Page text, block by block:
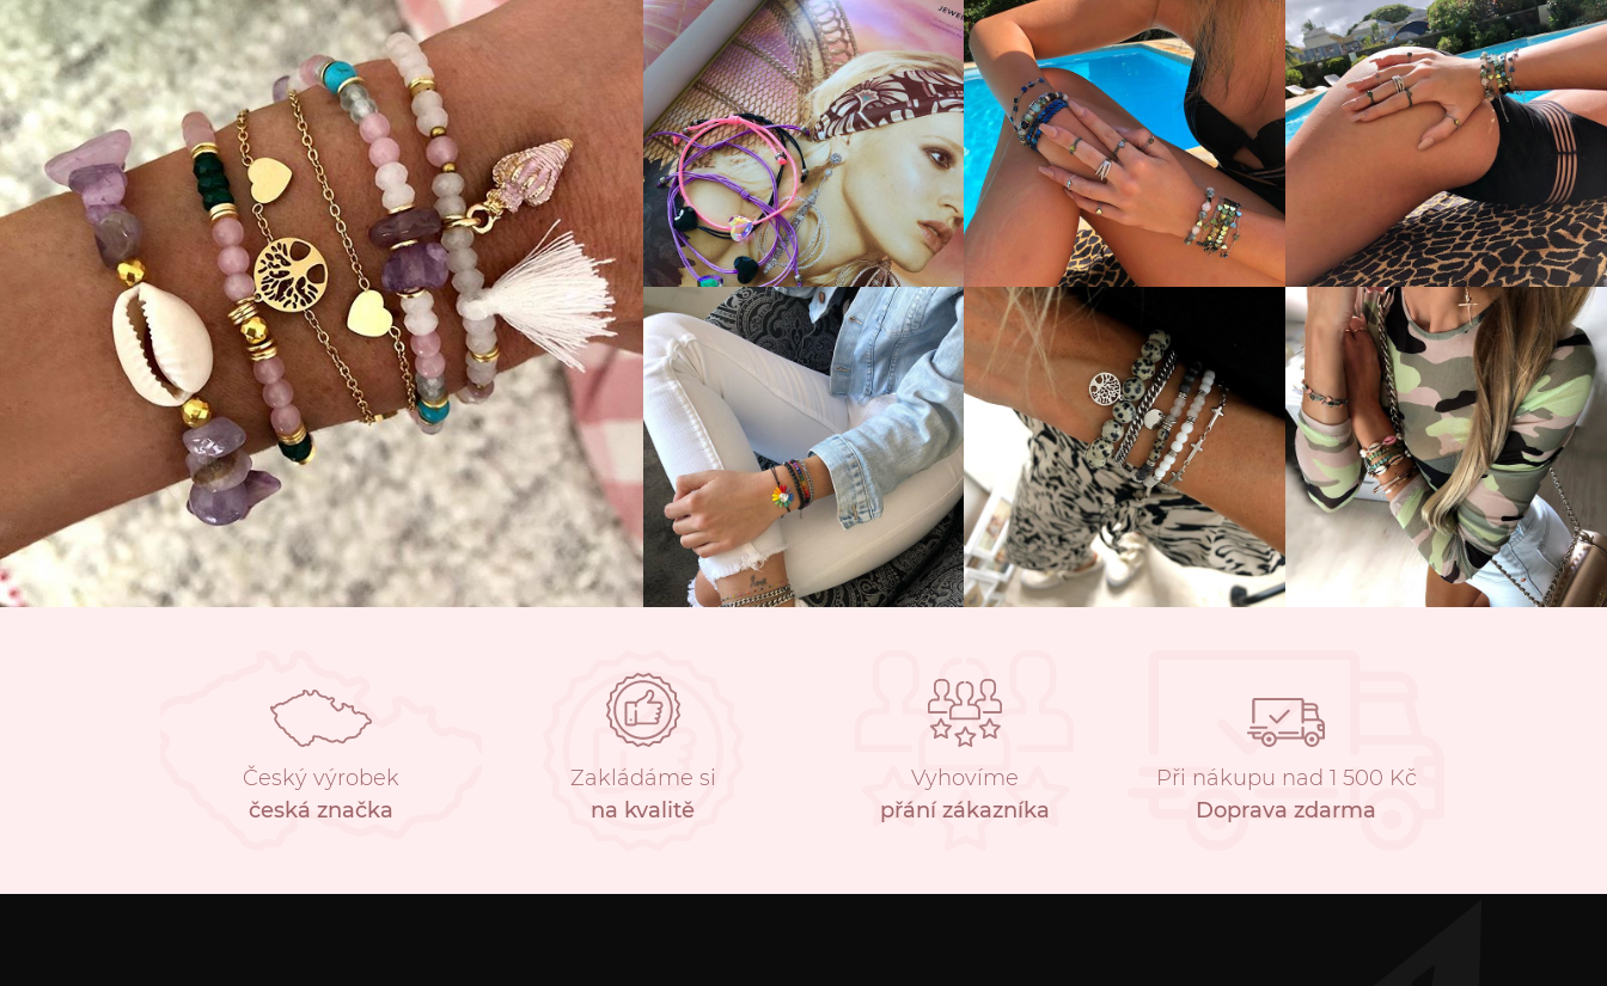
Český výrobek
česká značka
Zakládáme si
na kvalitě
Vyhovíme
přání zákazníka
Při nákupu nad 1 500 Kč
Doprava zdarma